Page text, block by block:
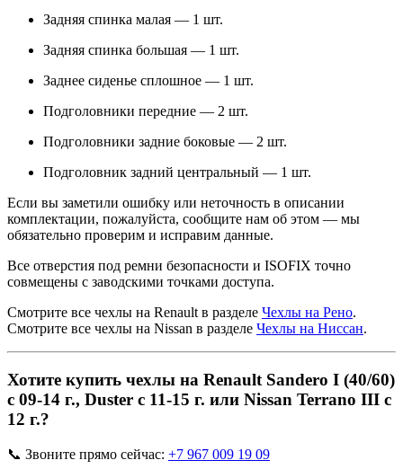
Задняя спинка малая — 1 шт.
Задняя спинка большая — 1 шт.
Заднее сиденье сплошное — 1 шт.
Подголовники передние — 2 шт.
Подголовники задние боковые — 2 шт.
Подголовник задний центральный — 1 шт.
Если вы заметили ошибку или неточность в описании
комплектации, пожалуйста, сообщите нам об этом — мы
обязательно проверим и исправим данные.
Все отверстия под ремни безопасности и ISOFIX точно
совмещены с заводскими точками доступа.
Смотрите все чехлы на Renault в разделе Чехлы на Рено.
Смотрите все чехлы на Nissan в разделе Чехлы на Ниссан.
Хотите купить чехлы на Renault Sandero I (40/60)
с 09-14 г., Duster с 11-15 г. или Nissan Terrano III с
12 г.?
📞 Звоните прямо сейчас: +7 967 009 19 09